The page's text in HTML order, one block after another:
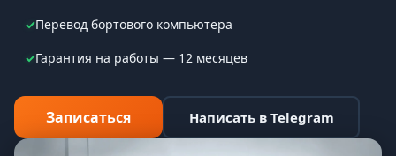
✓Перевод бортового компьютера
✓Гарантия на работы — 12 месяцев
Записаться Написать в Telegram